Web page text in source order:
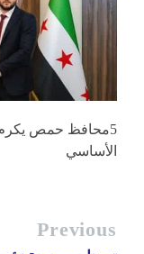
5محافظ حمص يكرم
الأساسي
Previous